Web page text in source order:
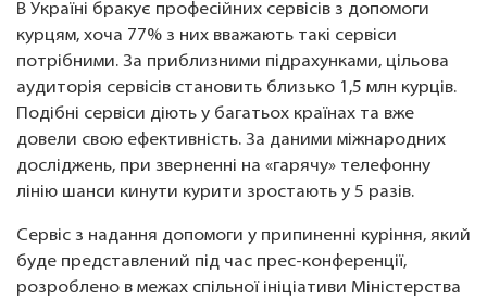
В Україні бракує професійних сервісів з допомоги
курцям, хоча 77% з них вважають такі сервіси
потрібними. За приблизними підрахунками, цільова
аудиторія сервісів становить близько 1,5 млн курців.
Подібні сервіси діють у багатьох країнах та вже
довели свою ефективність. За даними міжнародних
досліджень, при зверненні на «гарячу» телефонну
лінію шанси кинути курити зростають у 5 разів.
Сервіс з надання допомоги у припиненні куріння, який
буде представлений під час прес-конференції,
розроблено в межах спільної ініціативи Міністерства